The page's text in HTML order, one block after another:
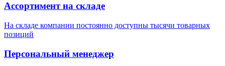
Ассортимент на складе
На складе компании постоянно доступны тысячи товарных
позиций
Персональный менеджер